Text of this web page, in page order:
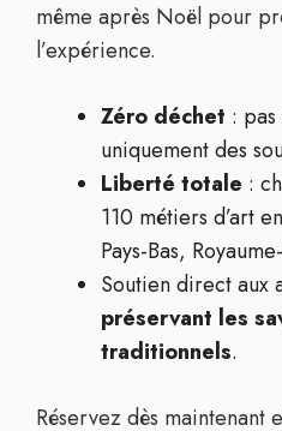
même après Noël pour
l’expérience.
Zéro déchet :
uniquement des
Liberté totale :
110 métiers d’art
Pays-Bas,
Soutien direct aux
préservant les
traditionnels.
Réservez dès